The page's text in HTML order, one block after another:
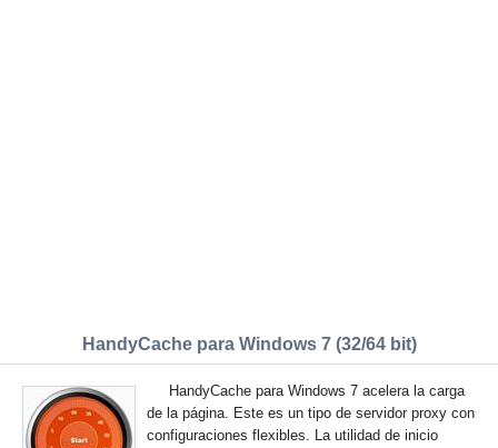
HandyCache para Windows 7 (32/64 bit)
HandyCache para Windows 7 acelera la carga
de la página. Este es un tipo de servidor proxy con
configuraciones flexibles. La utilidad de inicio